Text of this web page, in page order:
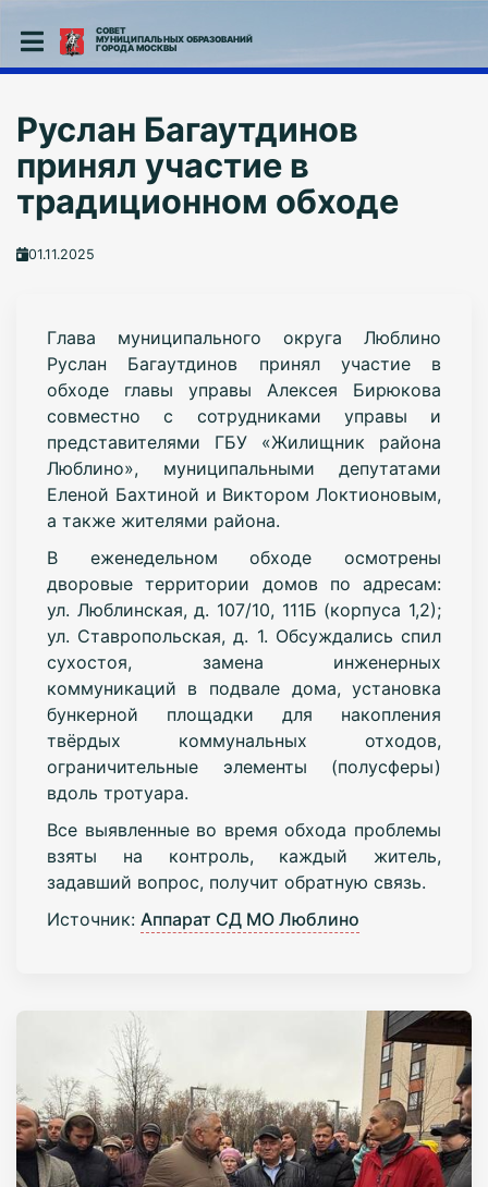
СОВЕТ
МУНИЦИПАЛЬНЫХ ОБРАЗОВАНИЙ
ГОРОДА МОСКВЫ
Руслан Багаутдинов
принял участие в
традиционном обходе
01.11.2025
Глава муниципального округа Люблино
Руслан Багаутдинов принял участие в
обходе главы управы Алексея Бирюкова
совместно с сотрудниками управы и
представителями ГБУ «Жилищник района
Люблино», муниципальными депутатами
Еленой Бахтиной и Виктором Локтионовым,
а также жителями района.
В еженедельном обходе осмотрены
дворовые территории домов по адресам:
ул. Люблинская, д. 107/10, 111Б (корпуса 1,2);
ул. Ставропольская, д. 1. Обсуждались спил
сухостоя, замена инженерных
коммуникаций в подвале дома, установка
бункерной площадки для накопления
твёрдых коммунальных отходов,
ограничительные элементы (полусферы)
вдоль тротуара.
Все выявленные во время обхода проблемы
взяты на контроль, каждый житель,
задавший вопрос, получит обратную связь.
Источник: Аппарат СД МО Люблино